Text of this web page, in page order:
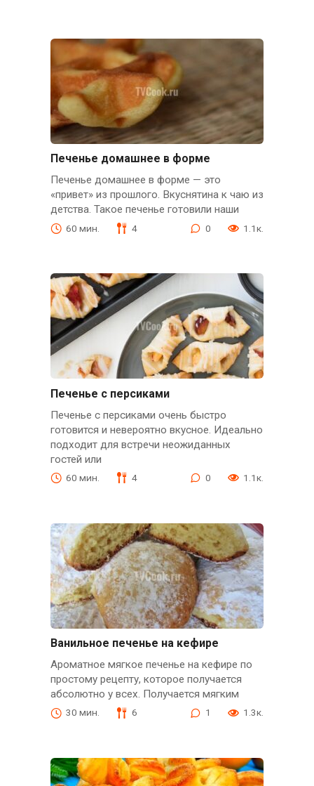
Печенье домашнее в форме
Печенье домашнее в форме — это
«привет» из прошлого. Вкуснятина к чаю из
детства. Такое печенье готовили наши
60 мин. 4 0 1.1к.
Печенье с персиками
Печенье с персиками очень быстро
готовится и невероятно вкусное. Идеально
подходит для встречи неожиданных
гостей или
60 мин. 4 0 1.1к.
Ванильное печенье на кефире
Ароматное мягкое печенье на кефире по
простому рецепту, которое получается
абсолютно у всех. Получается мягким
30 мин. 6 1 1.3к.